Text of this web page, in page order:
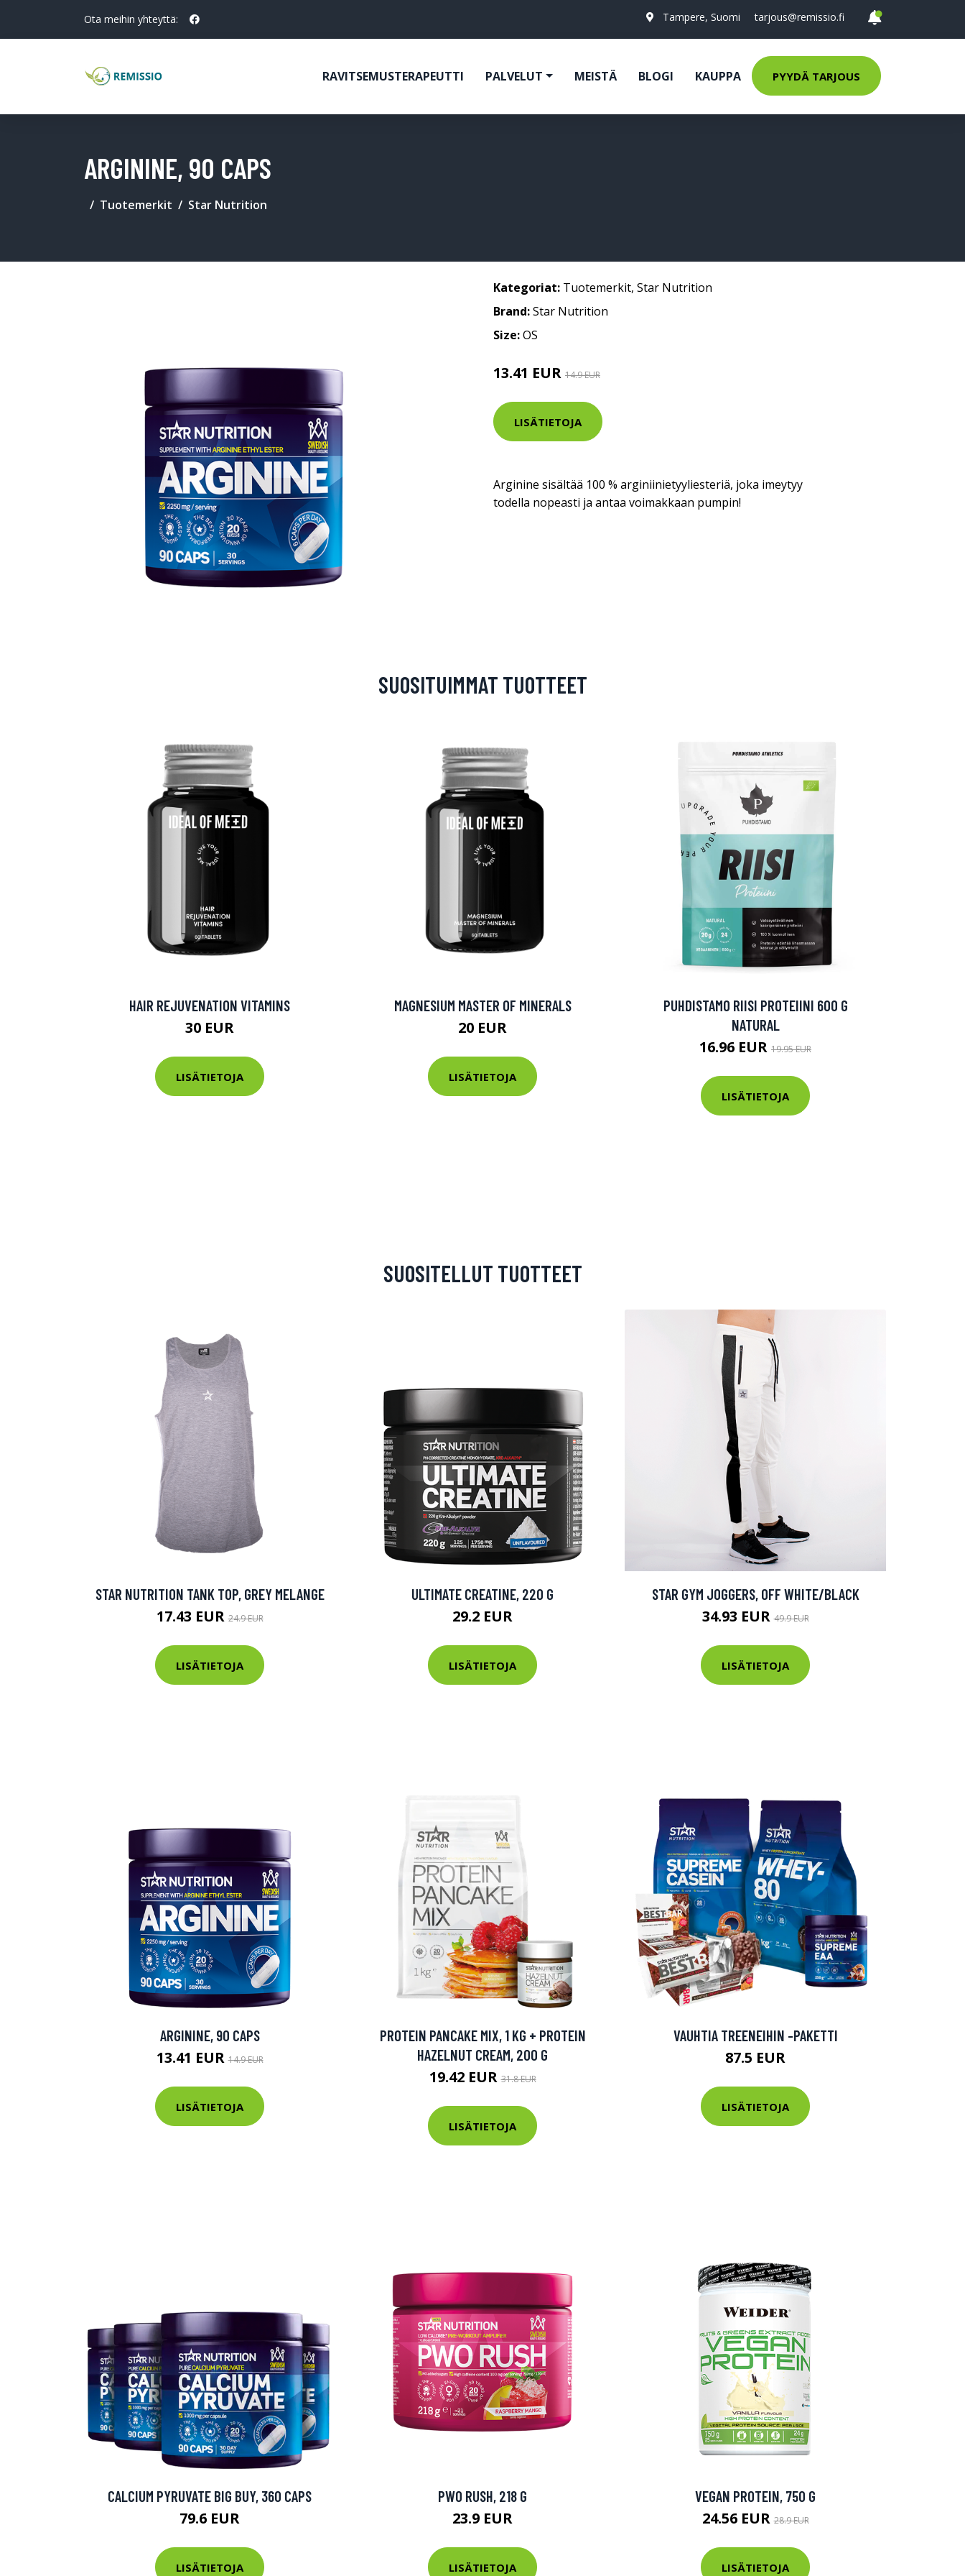
Ota meihin yhteyttä: Tampere, Suomi tarjous@remissio.fi
RAVITSEMUSTERAPEUTTI PALVELUT MEISTÄ BLOGI KAUPPA PYYDÄ TARJOUS
ARGININE, 90 CAPS
Tuotemerkit Star Nutrition
Kategoriat: Tuotemerkit, Star Nutrition
Brand:Star Nutrition
Size:OS
13.41 EUR 14.9 EUR
LISÄTIETOJA
Arginine sisältää 100 % arginiinietyyliesteriä, joka imeytyy
todella nopeasti ja antaa voimakkaan pumpin!
SUOSITUIMMAT TUOTTEET
HAIR REJUVENATION VITAMINS
30 EUR
LISÄTIETOJA
MAGNESIUM MASTER OF MINERALS
20 EUR
LISÄTIETOJA
PUHDISTAMO RIISI PROTEIINI 600 G
NATURAL
16.96 EUR 19.95 EUR
LISÄTIETOJA
SUOSITELLUT TUOTTEET
STAR NUTRITION TANK TOP, GREY MELANGE
17.43 EUR24.9 EUR
LISÄTIETOJA
ULTIMATE CREATINE, 220 G
29.2 EUR
LISÄTIETOJA
STAR GYM JOGGERS, OFF WHITE/BLACK
34.93 EUR49.9 EUR
LISÄTIETOJA
ARGININE, 90 CAPS
13.41 EUR14.9 EUR
LISÄTIETOJA
PROTEIN PANCAKE MIX, 1 KG + PROTEIN
HAZELNUT CREAM, 200 G
19.42 EUR31.8 EUR
LISÄTIETOJA
VAUHTIA TREENEIHIN -PAKETTI
87.5 EUR
LISÄTIETOJA
CALCIUM PYRUVATE BIG BUY, 360 CAPS
79.6 EUR
LISÄTIETOJA
PWO RUSH, 218 G
23.9 EUR
LISÄTIETOJA
VEGAN PROTEIN, 750 G
24.56 EUR28.9 EUR
LISÄTIETOJA
Erikoistarjous
Sponsoriltamme
IdealofMeD Kauppa
Kaikki IdealofMeDin tuotteet -20 %!
hintaan.